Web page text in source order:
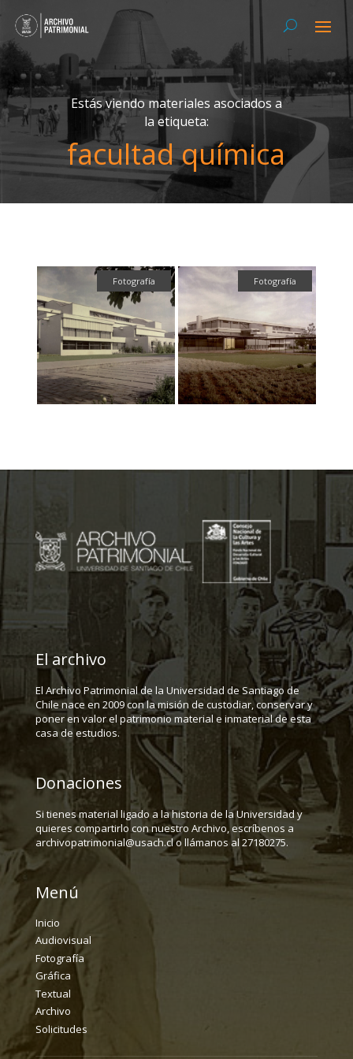
Estás viendo materiales asociados a
la etiqueta:
facultad química
Fotografía Fotografía
El archivo
El Archivo Patrimonial de la Universidad de Santiago de
Chile nace en 2009 con la misión de custodiar, conservar y
poner en valor el patrimonio material e inmaterial de esta
casa de estudios.
Donaciones
Si tienes material ligado a la historia de la Universidad y
quieres compartirlo con nuestro Archivo, escríbenos a
archivopatrimonial@usach.cl o llámanos al 27180275.
Menú
Inicio
Audiovisual
Fotografía
Gráfica
Textual
Archivo
Solicitudes